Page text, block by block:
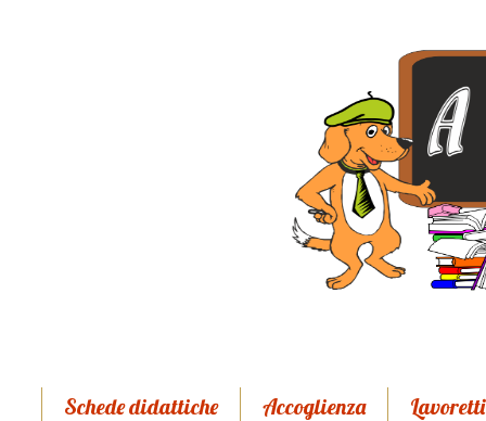
Schede didattiche Accoglienza Lavoretti